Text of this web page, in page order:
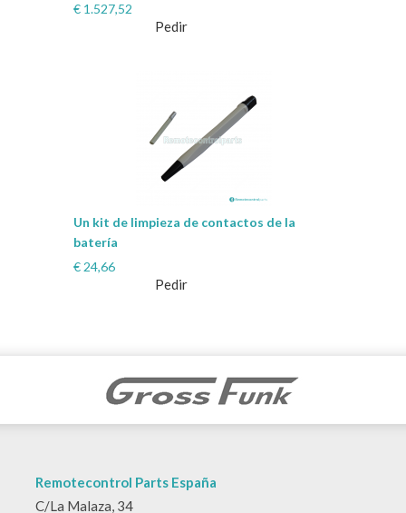
€ 1.527,52
Pedir
Un kit de limpieza de contactos de la
batería
€ 24,66
Pedir
Remotecontrol Parts España
C/La Malaza, 34